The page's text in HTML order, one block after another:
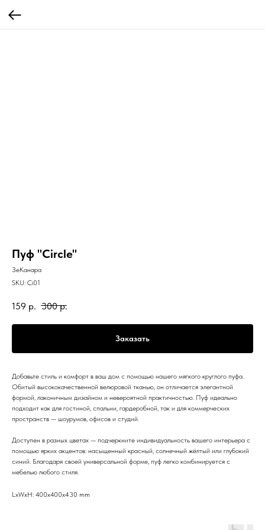
Пуф "Circle"
ЗеКанара
SKU: Ci01
159 р. 300 р.
Заказать
Добавьте стиль и комфорт в ваш дом с помощью нашего мягкого круглого пуфа.
Обитый высококачественной велюровой тканью, он отличается элегантной
формой, лаконичным дизайном и невероятной практичностью. Пуф идеально
подходит как для гостиной, спальни, гардеробной, так и для коммерческих
пространств — шоурумов, офисов и студий.
Доступен в разных цветах — подчеркните индивидуальность вашего интерьера с
помощью ярких акцентов: насыщенный красный, солнечный жёлтый или глубокий
синий. Благодаря своей универсальной форме, пуф легко комбинируется с
мебелью любого стиля.
LxWxH: 400x400x430 mm